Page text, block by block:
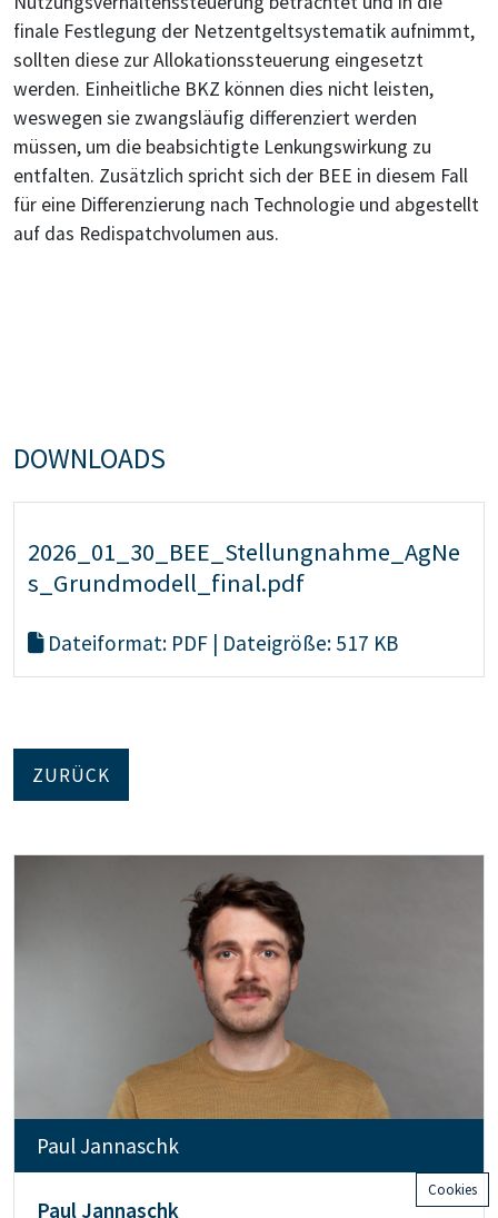
finale Festlegung der Netzentgeltsystematik aufnimmt,
sollten diese zur Allokationssteuerung eingesetzt
werden. Einheitliche BKZ können dies nicht leisten,
weswegen sie zwangsläufig differenziert werden
müssen, um die beabsichtigte Lenkungswirkung zu
entfalten. Zusätzlich spricht sich der BEE in diesem Fall
für eine Differenzierung nach Technologie und abgestellt
auf das Redispatchvolumen aus.
DOWNLOADS
2026_01_30_BEE_Stellungnahme_AgNe
s_Grundmodell_final.pdf
Dateiformat: PDF | Dateigröße: 517 KB
ZURÜCK
Paul Jannaschk
Paul Jannaschk
Cookies